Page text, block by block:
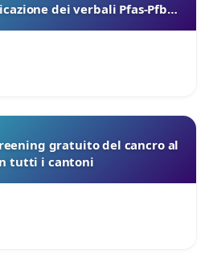
dei verbali Pfas-Pfba
gratuito del cancro al
tutti i cantoni